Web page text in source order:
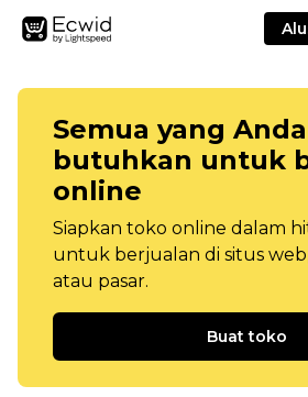
Semua yang Anda
butuhkan untuk
online
Siapkan toko online dalam
untuk berjualan di situs web,
atau pasar.
Buat toko